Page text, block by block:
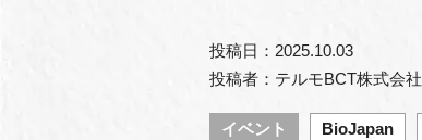
協賛・協力
投稿日：2025.10.03
投稿者：テルモBCT株式会社
イベント BioJapan